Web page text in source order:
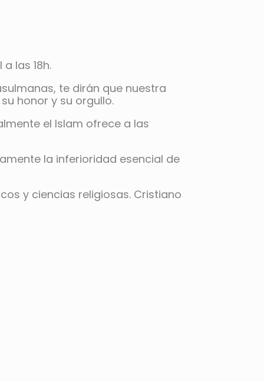
las 18h.
te dirán que nuestra
honor y su orgullo.
el Islam ofrece a las
la inferioridad esencial de
y ciencias religiosas. Cristiano